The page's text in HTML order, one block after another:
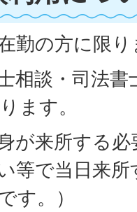
勤の方に限
相談・司法
ます。
が来所する
等で当日来
す。）